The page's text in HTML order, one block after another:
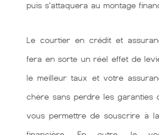
puis s'attaquera au montage
Le courtier en crédit et
fera en sorte un réel effet de
le meilleur taux et votre
chère sans perdre les garanties
vous permettre de souscrire à